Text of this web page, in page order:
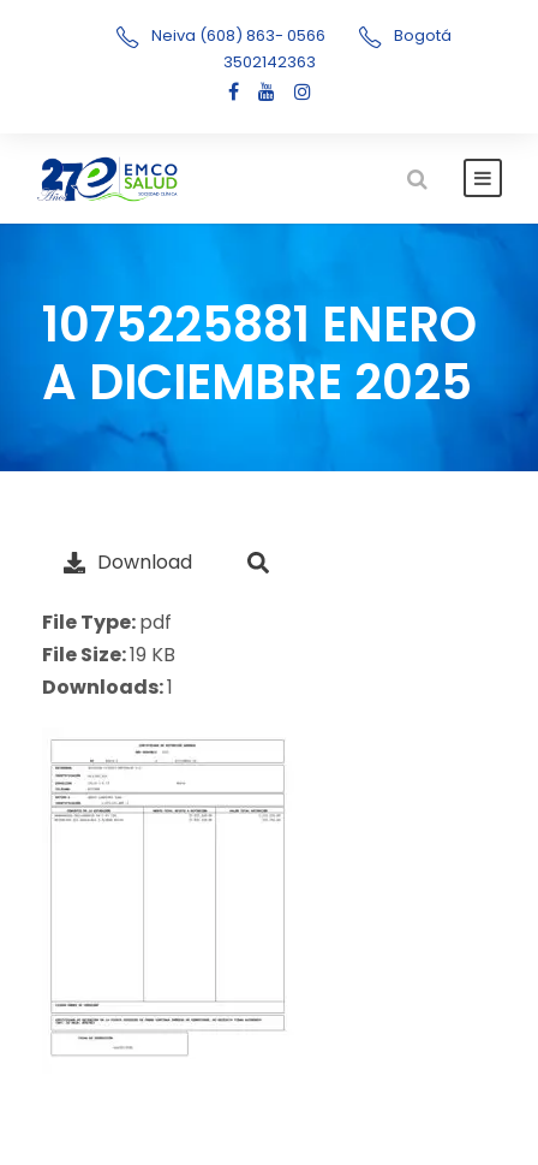
Neiva (608) 863- 0566
Bogotá
3502142363
1075225881 ENERO
A DICIEMBRE 2025
Download
File Type:pdf
File Size:19 KB
Downloads:1